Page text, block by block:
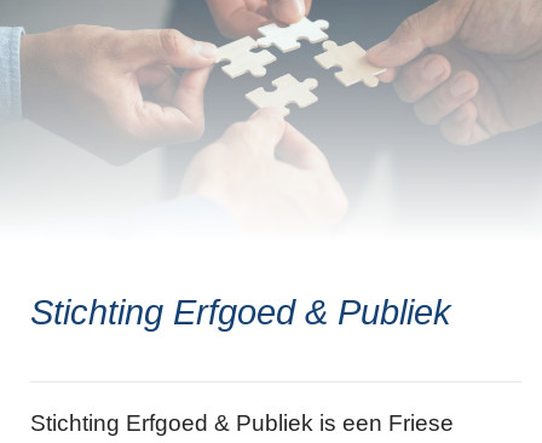
Stichting Erfgoed & Publiek
Stichting Erfgoed & Publiek is een Friese